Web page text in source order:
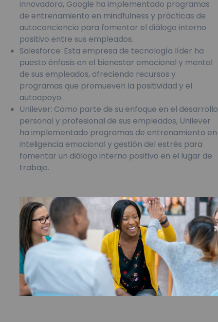
innovadora, Google ha implementado programas
de entrenamiento en mindfulness y prácticas de
autoconciencia para fomentar el diálogo interno
positivo entre sus empleados.
Salesforce: Esta empresa de tecnología líder ha
puesto énfasis en el bienestar emocional y mental
de sus empleados, ofreciendo recursos y
programas que promueven la positividad y el
autoapoyo.
Unilever: Como parte de su enfoque en el desarrollo
personal y profesional de sus empleados, Unilever
ha implementado programas de entrenamiento en
inteligencia emocional y gestión del estrés para
fomentar un diálogo interno positivo en el lugar de
trabajo.